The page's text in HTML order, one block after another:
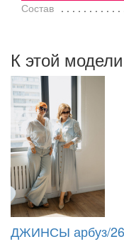
Состав
К этой
ДЖИНСЫ арбуз/